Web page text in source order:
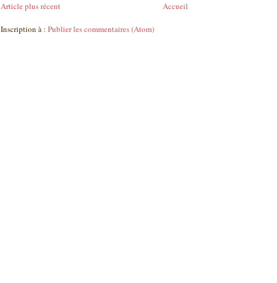
Article plus récent
Accueil
Inscription à : Publier les commentaires (Atom)